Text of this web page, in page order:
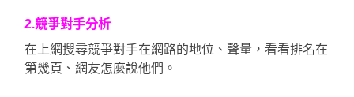
2.競爭對手分析
在上網搜尋競爭對手在網路的地位、聲量，看看排名在
第幾頁、網友怎麼說他們。